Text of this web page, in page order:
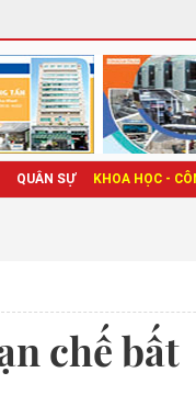
QUÂN SỰ KHOA HỌC -
chế bất